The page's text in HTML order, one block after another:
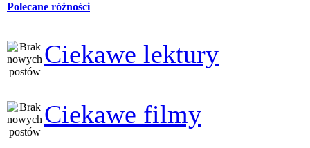
Polecane różności
Ciekawe lektury
Ciekawe filmy